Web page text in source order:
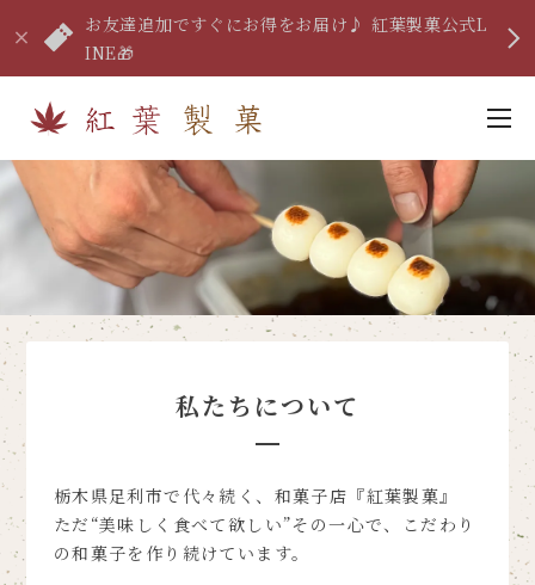
お友達追加ですぐにお得をお届け♪ 紅葉製菓公式L
INE🎁
私たちについて
栃木県足利市で代々続く、和菓子店『紅葉製菓』
ただ“美味しく食べて欲しい”その一心で、こだわり
の和菓子を作り続けています。